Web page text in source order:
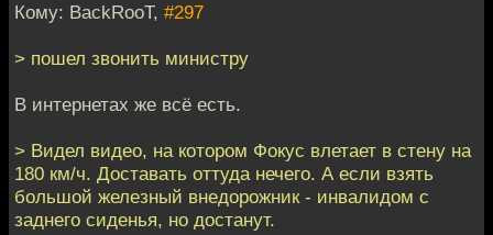
Кому: BackRooT, #297
> пошел звонить министру
В интернетах же всё есть.
> Видел видео, на котором Фокус влетает в стену на
180 км/ч. Доставать оттуда нечего. А если взять
большой железный внедорожник - инвалидом с
заднего сиденья, но достанут.